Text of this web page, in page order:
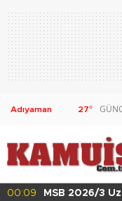
27°
00:02
MSB 2026/4